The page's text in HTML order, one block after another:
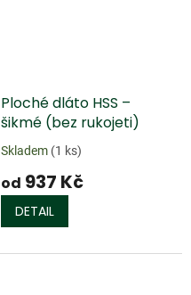
Ploché dláto HSS –
šikmé (bez rukojeti)
Skladem (1 ks)
od 937 Kč
DETAIL